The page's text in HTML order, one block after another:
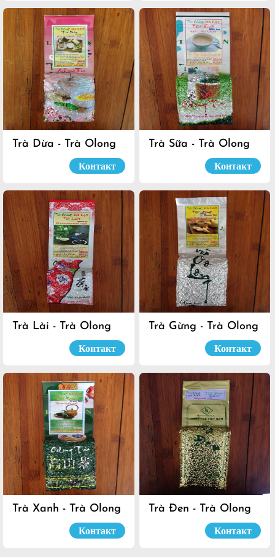
Trà Dừa - Trà Olong
Контакт
Trà Sữa - Trà Olong
Контакт
Trà Lài - Trà Olong
Контакт
Trà Gừng - Trà Olong
Контакт
Trà Xanh - Trà Olong
Контакт
Trà Đen - Trà Olong
Контакт